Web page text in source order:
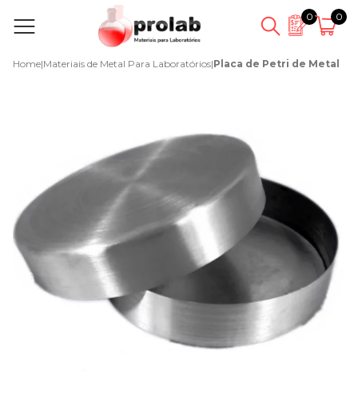
0 0
Home|Materiais de Metal Para Laboratórios|Placa de Petri de Metal